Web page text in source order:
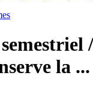
la ...